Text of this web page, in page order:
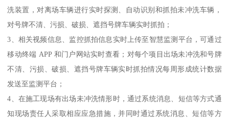
洗装置，对离场车辆进行实时探测、自动识别和抓拍未冲洗车辆，
对号牌不清、污损、破损、遮挡号牌车辆实时抓拍；
3、相关视频信息、监控抓拍信息实时上传至智慧监测平台，可通过
移动终端 APP 和门户网站实时查看；对每个项目出场未冲洗和号牌
不清、污损、破损、遮挡号牌车辆实时抓拍情况每周形成统计数据
发送至监测平台；
4、在施工现场有出场未冲洗情形时，通过系统消息、短信等方式通
知现场责任人采取相应应急措施，并同时通过系统消息、短信等方